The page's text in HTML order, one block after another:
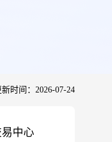
新时间：2026-07-24
中心